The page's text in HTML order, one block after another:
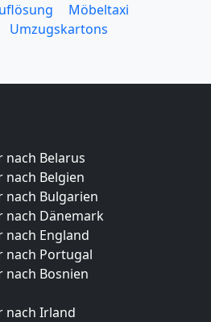
Möbeltaxi
Umzugskartons
nach Belarus
nach Belgien
nach Bulgarien
nach Dänemark
nach England
nach Portugal
nach Bosnien
nach Irland